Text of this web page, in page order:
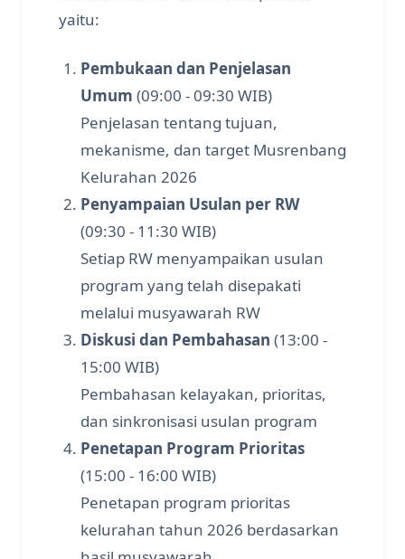
yaitu:
Pembukaan dan Penjelasan
Umum (09:00 - 09:30 WIB)
Penjelasan tentang tujuan,
mekanisme, dan target Musrenbang
Kelurahan 2026
Penyampaian Usulan per RW
(09:30 - 11:30 WIB)
Setiap RW menyampaikan usulan
program yang telah disepakati
melalui musyawarah RW
Diskusi dan Pembahasan (13:00 -
15:00 WIB)
Pembahasan kelayakan, prioritas,
dan sinkronisasi usulan program
Penetapan Program Prioritas
(15:00 - 16:00 WIB)
Penetapan program prioritas
kelurahan tahun 2026 berdasarkan